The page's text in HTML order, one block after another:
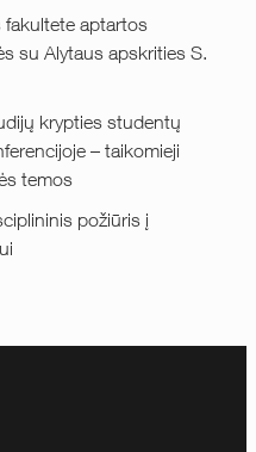
fakultete aptartos
su Alytaus apskrities S.
krypties studentų
– taikomieji
temos
požiūris į